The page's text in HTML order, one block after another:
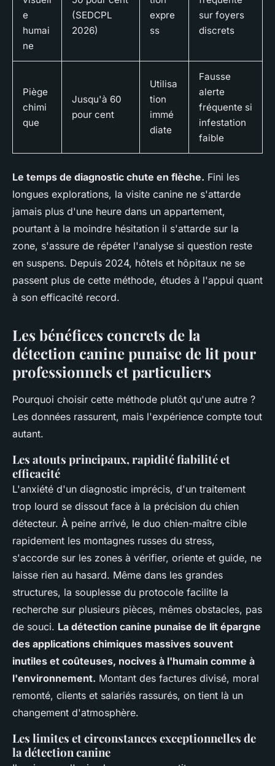
e
humai
ne
(SEDCPL
2026)
expre
ss
sur foyers
discrets
Piège
chimi
que
Jusqu'à 60
pour cent
Utilisa
tion
immé
diate
Fausse
alerte
fréquente si
infestation
faible
Le temps de diagnostic chute en flèche. Fini les
longues explorations, la visite canine ne s'attarde
jamais plus d'une heure dans un appartement,
pourtant à la moindre hésitation il s'attarde sur la
zone, s'assure de répéter l'analyse si question reste
en suspens. Depuis 2024, hôtels et hôpitaux ne se
passent plus de cette méthode, études à l'appui quant
à son efficacité record.
Les bénéfices concrets de la
détection canine punaise de lit pour
professionnels et particuliers
Pourquoi choisir cette méthode plutôt qu'une autre ?
Les données rassurent, mais l'expérience compte tout
autant.
Les atouts principaux, rapidité fiabilité et
efficacité
L'anxiété d'un diagnostic imprécis, d'un traitement
trop lourd se dissout face à la précision du chien
détecteur. À peine arrivé, le duo chien-maître cible
rapidement les montagnes russes du stress,
s'accorde sur les zones à vérifier, oriente et guide, ne
laisse rien au hasard. Même dans les grandes
structures, la souplesse du protocole facilite la
recherche sur plusieurs pièces, mêmes obstacles, pas
de souci. La détection canine punaise de lit épargne
des applications chimiques massives souvent
inutiles et coûteuses, nocives à l'humain comme à
l'environnement. Montant des factures divisé, moral
remonté, clients et salariés rassurés, on tient là un
changement d'atmosphère.
Les limites et circonstances exceptionnelles de
la détection canine